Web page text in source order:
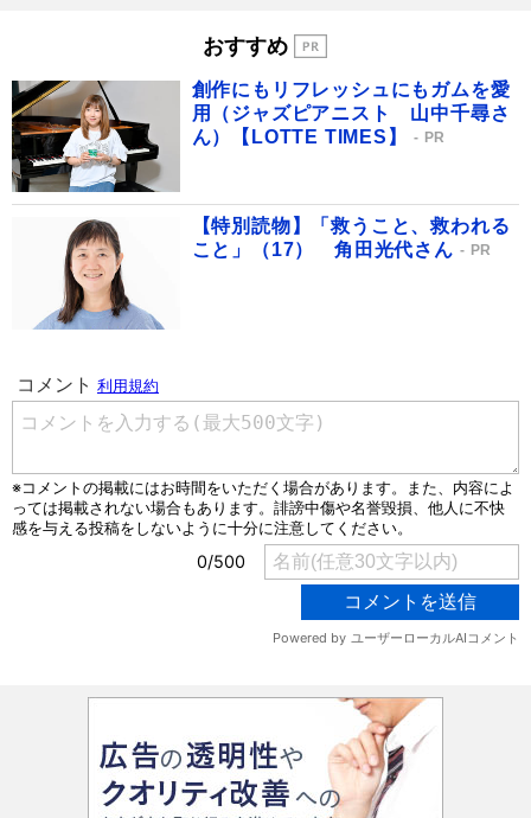
おすすめ
創作にもリフレッシュにもガムを愛
用（ジャズピアニスト 山中千尋さ
ん）【LOTTE TIMES】
PR
【特別読物】「救うこと、救われる
こと」（17） 角田光代さん
PR